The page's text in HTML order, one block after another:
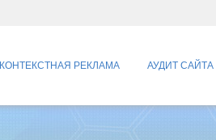
КОНТЕКСТНАЯ РЕКЛАМА АУДИТ САЙТА